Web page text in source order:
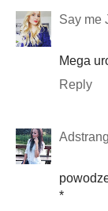
Say me
Mega
Reply
*